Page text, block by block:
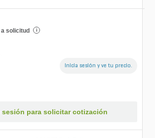
solicitud i
Inicia sesión y ve tu precio.
sesión para solicitar cotización